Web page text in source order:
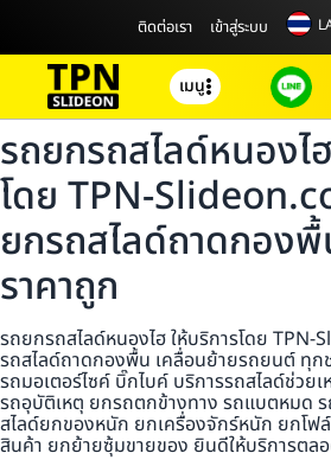
ติดต่อเรา เข้าสู่ระบบ
เมนู
รถยกรถสไลด์หนองไ
โดย TPN-
ยกรถสไลด์ถาดกองพื้
ราคาถูก
รถยกรถสไลด์หนองไฮ ให้บริการโดย
รถสไลด์ถาดกองพื้น เคลื่อนย้ายรถยนต์ ทุ
รถมอเตอร์ไซค์ บิ๊กไบค์ บริการรถสไลด์ช่วย
รถอุบัติเหตุ ยกรถตกข้างทาง รถแบตหมด
สไลด์ยกของหนัก ยกเครื่องจักร์หนัก ยกโ
สินค้า ยกย้ายซุ้มขายของ ยินดีให้บริการตล